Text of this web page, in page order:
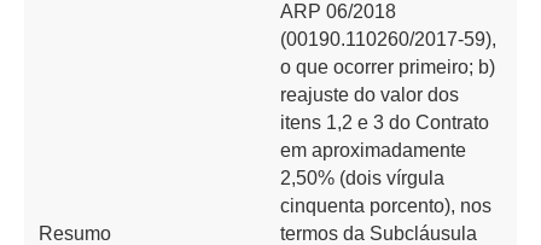
Resumo
ARP 06/2018
(00190.110260/2017-59),
o que ocorrer primeiro; b)
reajuste do valor dos
itens 1,2 e 3 do Contrato
em aproximadamente
2,50% (dois vírgula
cinquenta porcento), nos
termos da Subcláusula